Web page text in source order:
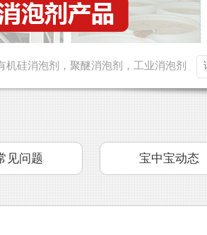
机硅消泡剂 ， 聚醚消泡剂 ， 工业消泡剂
见问题 宝中宝动态